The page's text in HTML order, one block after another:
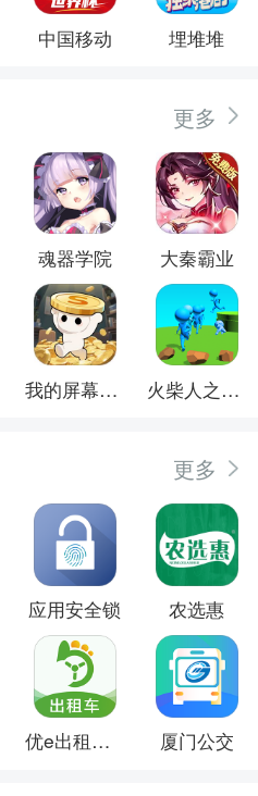
中国移动 埋堆堆
更多
魂器学院 大秦霸业
我的屏幕在喷钱 火柴人之觉醒年代
更多
应用安全锁 农选惠
优e出租司机 厦门公交